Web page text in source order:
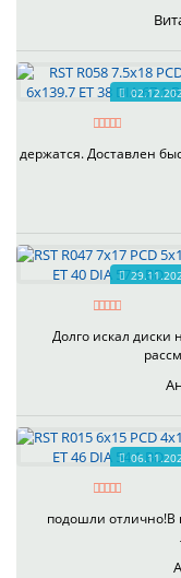
держатся. Доставлен
Долго искал диски
подошли отлично!В